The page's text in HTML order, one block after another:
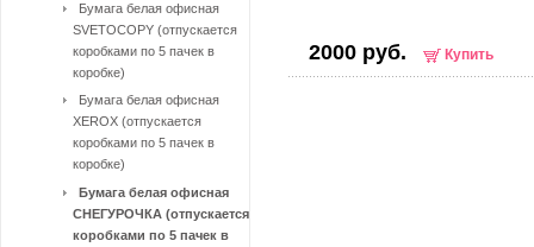
2000 руб. Купить
Бумага белая офисная
SVETOCOPY (отпускается
коробками по 5 пачек в
коробке)
Бумага белая офисная
XEROX (отпускается
коробками по 5 пачек в
коробке)
Бумага белая офисная
СНЕГУРОЧКА (отпускается
коробками по 5 пачек в